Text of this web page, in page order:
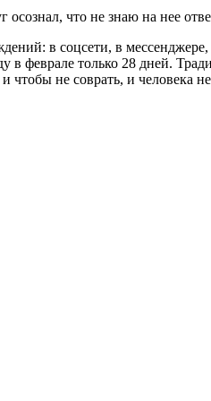
осознал, что не знаю на нее
в соцсети, в
в феврале только 28 дней.
не соврать, и человека